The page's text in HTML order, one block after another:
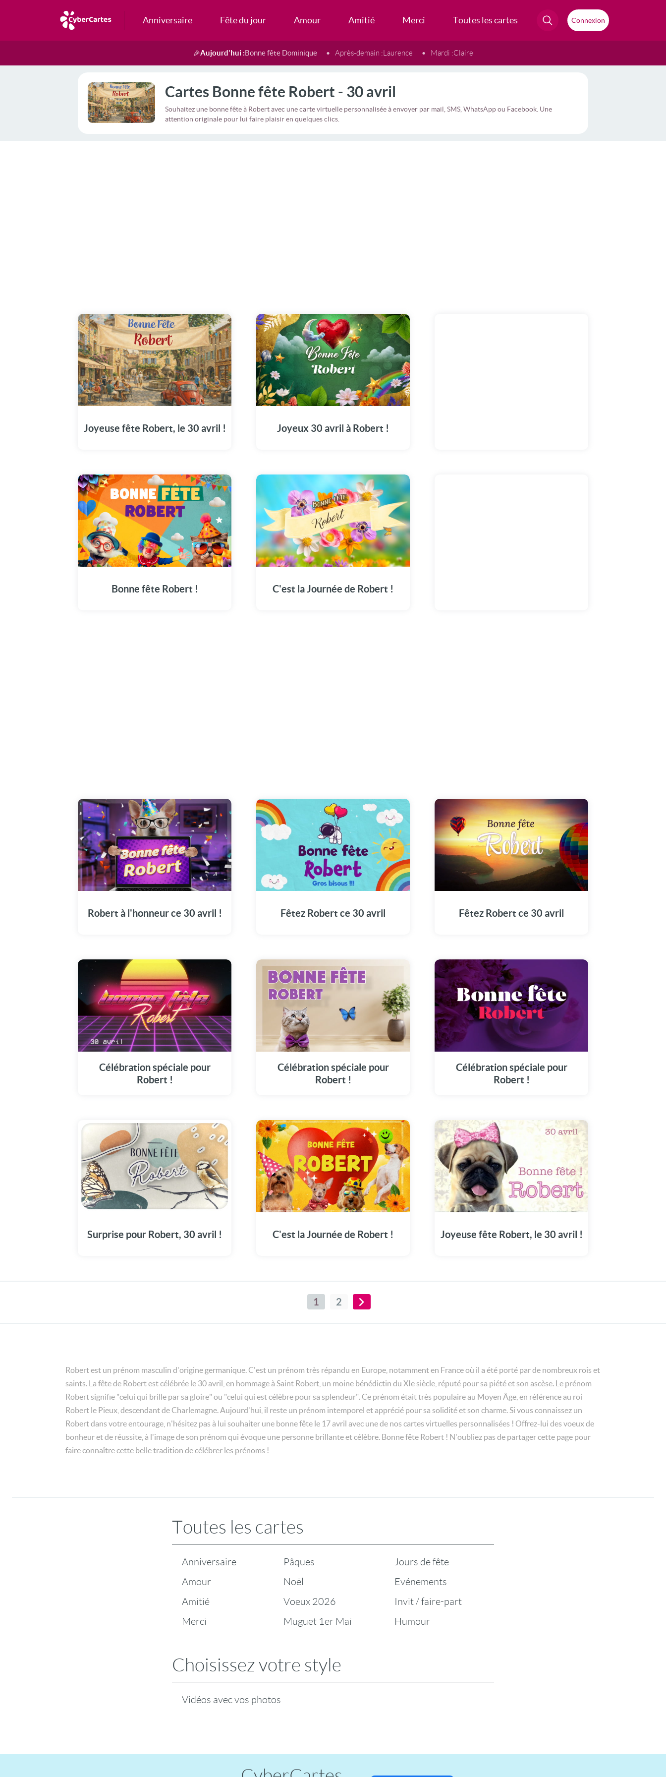
Anniversaire Fête du jour Amour Amitié Merci Toutes les cartes Connexion
🎉Aujourd'hui :Bonne fête Dominique Après-demain :Laurence Mardi :Claire
Cartes Bonne fête Robert - 30 avril
Souhaitez une bonne fête à Robert avec une carte virtuelle personnalisée à envoyer par mail, SMS, WhatsApp ou Facebook. Une
attention originale pour lui faire plaisir en quelques clics.
Joyeuse fête Robert, le 30 avril !
Partagez les festivités du 30 avril en dédiant
Joyeux 30 avril à Robert !
Sublimez le 30 avril de Robert avec notre
Bonne fête Robert !
Le 30 avril, découvrez notre vidéo dédiée
C'est la Journée de Robert !
Illuminez la journée de Robert avec notre
Robert à l'honneur ce 30 avril !
Une carte vidéo unique pour célébrer Robert
Fêtez Robert ce 30 avril
Rejoignez-nous pour fêter Robert avec une
Fêtez Robert ce 30 avril
Une carte vidéo unique pour célébrer Robert
Célébration spéciale pour
Robert !
Le 30 avril, joignez-vous à la fête en
Robert.
Célébration spéciale pour
Robert !
Rejoignez-nous pour fêter Robert avec une
Célébration spéciale pour
Robert !
Une carte vidéo unique pour célébrer Robert
Surprise pour Robert, 30 avril !
Partagez les festivités du 30 avril en dédiant
C'est la Journée de Robert !
Sublimez le 30 avril de Robert avec notre
Joyeuse fête Robert, le 30 avril !
Faites du 30 avril un moment mémorable
1 2
Robert est un prénom masculin d'origine germanique. C'est un prénom très répandu en Europe, notamment en France où il a été porté par de nombreux rois et
saints. La fête de Robert est célébrée le 30 avril, en hommage à Saint Robert, un moine bénédictin du XIe siècle, réputé pour sa piété et son ascèse. Le prénom
Robert signifie "celui qui brille par sa gloire" ou "celui qui est célèbre pour sa splendeur". Ce prénom était très populaire au Moyen Âge, en référence au roi
Robert le Pieux, descendant de Charlemagne. Aujourd'hui, il reste un prénom intemporel et apprécié pour sa solidité et son charme. Si vous connaissez un
Robert dans votre entourage, n'hésitez pas à lui souhaiter une bonne fête le 17 avril avec une de nos cartes virtuelles personnalisées ! Offrez-lui des voeux de
bonheur et de réussite, à l'image de son prénom qui évoque une personne brillante et célèbre. Bonne fête Robert ! N'oubliez pas de partager cette page pour
faire connaître cette belle tradition de célébrer les prénoms !
Toutes les cartes
Anniversaire
Amour
Amitié
Merci
Pâques
Noël
Voeux 2026
Muguet 1er Mai
Jours de fête
Evénements
Invit / faire-part
Humour
Choisissez votre style
Vidéos avec vos photos